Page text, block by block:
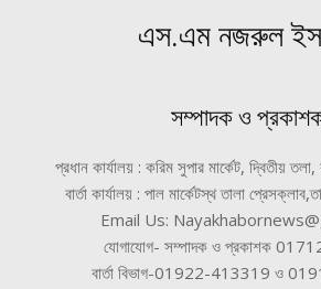
এস.এম নজরুল
সম্পাদক ও
প্রধান কার্যালয় : করিম সুপার মার্কেট, দ্বিতীয়
বার্তা কার্যালয় : পাল মার্কেটস্থ তালা
Email Us:
যোগাযোগ- সম্পাদক ও প্রকাশক
বার্তা বিভাগ-01922-413319 ও